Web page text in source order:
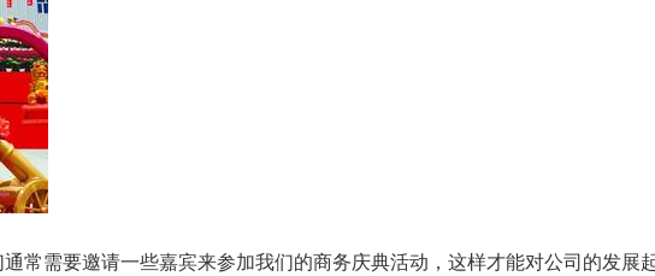
常需要邀请一些嘉宾来参加我们的商务庆典活动，这样才能对公司的发展